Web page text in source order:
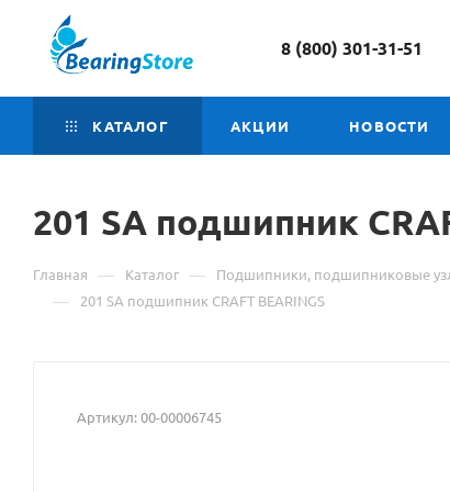
8 (800) 301-31-51
КАТАЛОГ АКЦИИ НОВОСТИ
201 Материал
о
товаре
подшипник
SA подшипник
Главная — Каталог — Подшипники, подшипниковые
— 201 SA подшипник CRAFT BEARINGS
Артикул:00-00006745